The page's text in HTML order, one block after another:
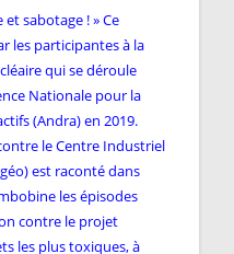
et sabotage ! » Ce
les participantes à la
qui se déroule
Nationale pour la
(Andra) en 2019.
le Centre Industriel
est raconté dans
les épisodes
contre le projet
les plus toxiques, à